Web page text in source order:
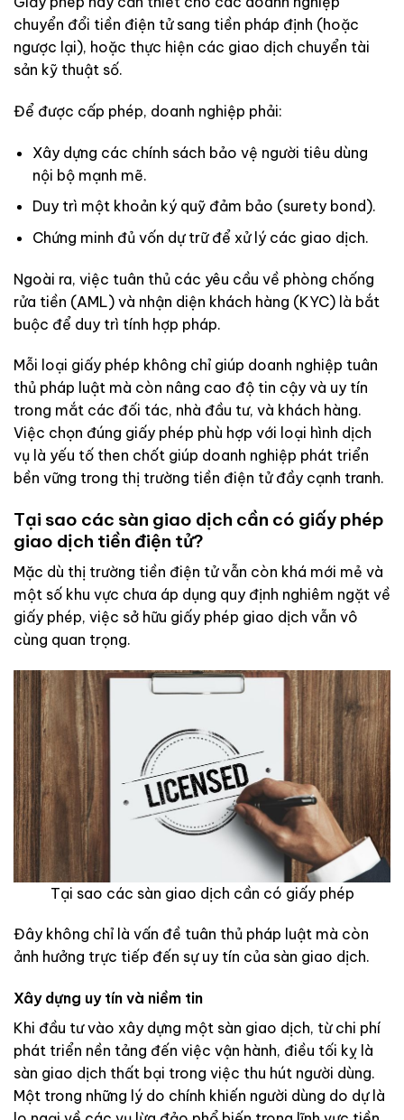
chuyển đổi tiền điện tử sang tiền pháp định (hoặc
ngược lại), hoặc thực hiện các giao dịch chuyển tài
sản kỹ thuật số.
Để được cấp phép, doanh nghiệp phải:
Xây dựng các chính sách bảo vệ người tiêu dùng
nội bộ mạnh mẽ.
Duy trì một khoản ký quỹ đảm bảo (surety bond).
Chứng minh đủ vốn dự trữ để xử lý các giao dịch.
Ngoài ra, việc tuân thủ các yêu cầu về phòng chống
rửa tiền (AML) và nhận diện khách hàng (KYC) là bắt
buộc để duy trì tính hợp pháp.
Mỗi loại giấy phép không chỉ giúp doanh nghiệp tuân
thủ pháp luật mà còn nâng cao độ tin cậy và uy tín
trong mắt các đối tác, nhà đầu tư, và khách hàng.
Việc chọn đúng giấy phép phù hợp với loại hình dịch
vụ là yếu tố then chốt giúp doanh nghiệp phát triển
bền vững trong thị trường tiền điện tử đầy cạnh tranh.
Tại sao các sàn giao dịch cần có giấy phép
giao dịch tiền điện tử?
Mặc dù thị trường tiền điện tử vẫn còn khá mới mẻ và
một số khu vực chưa áp dụng quy định nghiêm ngặt về
giấy phép, việc sở hữu giấy phép giao dịch vẫn vô
cùng quan trọng.
Tại sao các sàn giao dịch cần có giấy phép
Đây không chỉ là vấn đề tuân thủ pháp luật mà còn
ảnh hưởng trực tiếp đến sự uy tín của sàn giao dịch.
Xây dựng uy tín và niềm tin
Khi đầu tư vào xây dựng một sàn giao dịch, từ chi phí
phát triển nền tảng đến việc vận hành, điều tối kỵ là
sàn giao dịch thất bại trong việc thu hút người dùng.
Một trong những lý do chính khiến người dùng do dự là